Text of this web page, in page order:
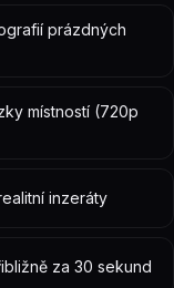
prázdných
místností (720p
inzeráty
za 30 sekund